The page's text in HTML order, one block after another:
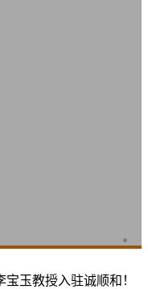
玉教授入驻诚顺和！